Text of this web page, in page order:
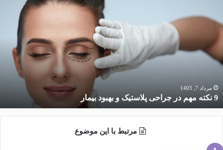
مهم
جراحی
پلاستیک
و
بیمارمرداد 7, 1403
9 نکته مهم در جراحی پلاستیک و بهبود بیمار
مرتبط با این موضوع